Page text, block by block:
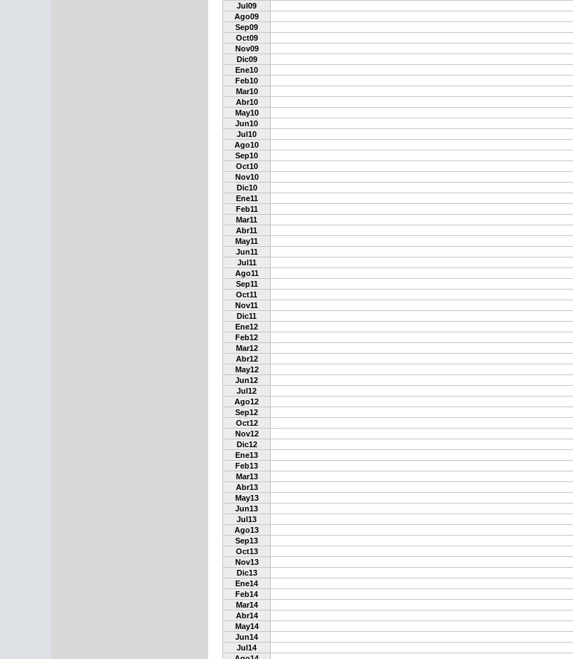
Jul09
Ago09
Sep09
Oct09
Nov09
Dic09
Ene10
Feb10
Mar10
Abr10
May10
Jun10
Jul10
Ago10
Sep10
Oct10
Nov10
Dic10
Ene11
Feb11
Mar11
Abr11
May11
Jun11
Jul11
Ago11
Sep11
Oct11
Nov11
Dic11
Ene12
Feb12
Mar12
Abr12
May12
Jun12
Jul12
Ago12
Sep12
Oct12
Nov12
Dic12
Ene13
Feb13
Mar13
Abr13
May13
Jun13
Jul13
Ago13
Sep13
Oct13
Nov13
Dic13
Ene14
Feb14
Mar14
Abr14
May14
Jun14
Jul14